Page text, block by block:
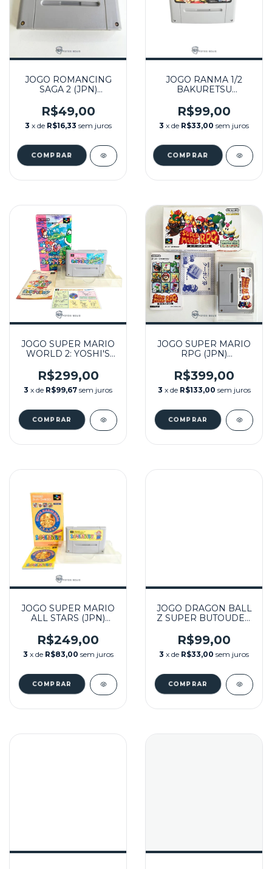
JOGO ROMANCING
SAGA 2 (JPN)
FAMICOM
R$49,00
3 x de R$16,33 sem juros
JOGO RANMA 1/2
BAKURETSU
SEMINOVO - SUPER
FAMICOM
R$99,00
3 x de R$33,00 sem juros
JOGO SUPER MARIO
WORLD 2: YOSHI'S
SEMINOVO - SUPER
FAMICOM
R$299,00
3 x de R$99,67 sem juros
JOGO SUPER MARIO
RPG (JPN)
FAMICOM
R$399,00
3 x de R$133,00 sem juros
JOGO SUPER MARIO
ALL STARS (JPN)
FAMICOM
R$249,00
3 x de R$83,00 sem juros
JOGO DRAGON BALL
Z SUPER BUTOUDEN
SUPER FAMICOM
R$99,00
3 x de R$33,00 sem juros